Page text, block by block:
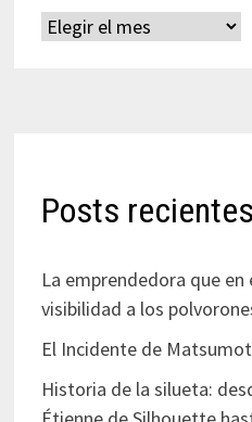
Archivos
Posts recientes
La emprendedora que en
visibilidad a los
El Incidente de
Historia de la silueta: